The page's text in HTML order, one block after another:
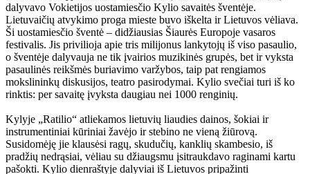
dalyvavo Vokietijos uostamiesčio Kylio savaitės šventėje.
Lietuvaičių atvykimo proga mieste buvo iškelta ir Lietuvos vėliava.
Ši uostamiesčio šventė – didžiausias Šiaurės Europoje vasaros
festivalis. Jis privilioja apie tris milijonus lankytojų iš viso pasaulio,
o šventėje dalyvauja ne tik įvairios muzikinės grupės, bet ir vyksta
pasaulinės reikšmės buriavimo varžybos, taip pat rengiamos
mokslininkų diskusijos, teatro pasirodymai. Kylio svečiai turi iš ko
rinktis: per savaitę įvyksta daugiau nei 1000 renginių.
Kylyje „Ratilio“ atliekamos lietuvių liaudies dainos, šokiai ir
instrumentiniai kūriniai žavėjo ir stebino ne vieną žiūrovą.
Susidomėję jie klausėsi ragų, skudučių, kanklių skambesio, iš
pradžių nedrąsiai, vėliau su džiaugsmu įsitraukdavo raginami kartu
pašokti. Kylio dienraštyje dalyviai iš Lietuvos pripažinti